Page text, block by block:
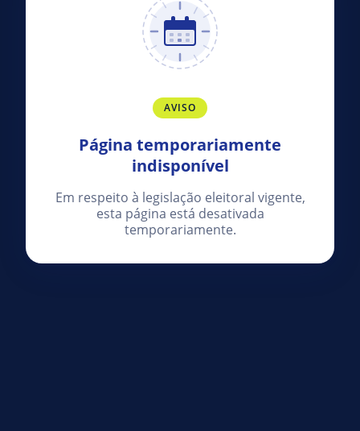
AVISO
Página temporariamente
indisponível
Em respeito à legislação eleitoral vigente,
esta página está desativada
temporariamente.